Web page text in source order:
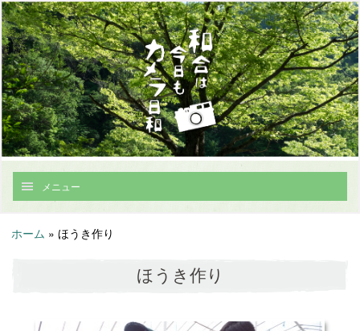
メニュー
ホーム » ほうき作り
ほうき作り